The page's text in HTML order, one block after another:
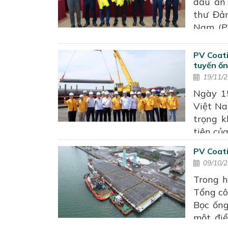
chất
thư
Nam
năm
của
các
ống
Dự án
PV
tuyến
19/11/
Ngày
Việt
trọng
tiên
dấu
chuỗi
đưa
theo
trọng
PV
09/10/
Trong
Tổng
Bọc
một